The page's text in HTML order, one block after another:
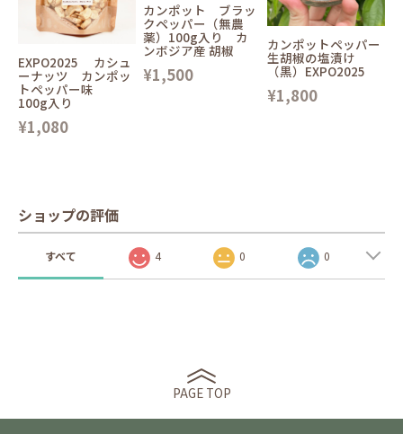
EXPO2025 カシュ
ーナッツ カンポッ
トペッパー味
100g入り
¥1,080
カンポット ブラッ
クペッパー（無農
薬）100g入り カ
ンボジア産 胡椒
¥1,500
カンポットペッパー
生胡椒の塩漬け
（黒）EXPO2025
¥1,800
ショップの評価
すべて 4 0 0
PAGE TOP